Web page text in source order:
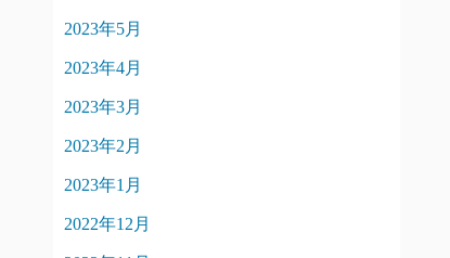
2023年5月
2023年4月
2023年3月
2023年2月
2023年1月
2022年12月